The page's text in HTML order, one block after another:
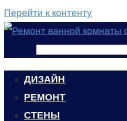
Перейти к контенту
ДИЗАЙН
РЕМОНТ
СТЕНЫ